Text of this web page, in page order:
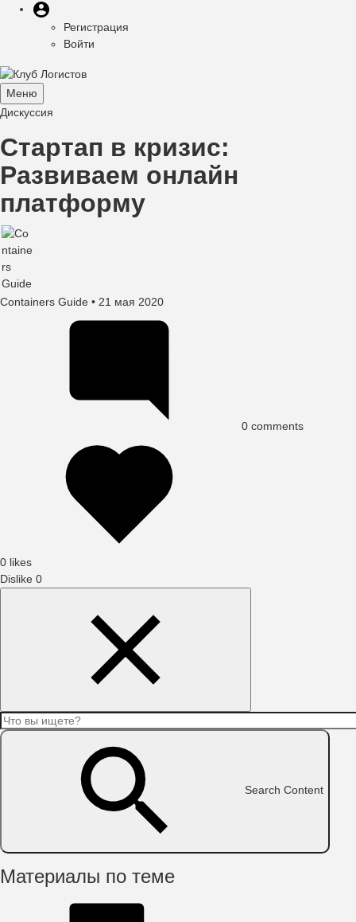
Меню
учётной
записи
пользователя
пользователя
Регистрация
Войти
Меню
Toggle
Дискуссия
Стартап в кризис:
Развиваем онлайн
платформу
Containers Guide • 21 мая 2020
0 comments
0 likes
Dislike 0
Search Content
Материалы по теме